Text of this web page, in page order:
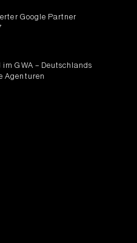
Google Partner
GWA – Deutschlands
Agenturen